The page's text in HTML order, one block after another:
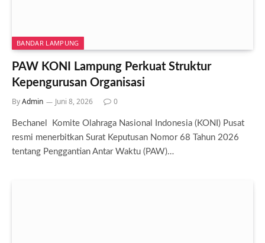
BANDAR LAMPUNG
PAW KONI Lampung Perkuat Struktur
Kepengurusan Organisasi
ByAdmin Juni 8, 2026 0
Bechanel Komite Olahraga Nasional Indonesia (KONI) Pusat
resmi menerbitkan Surat Keputusan Nomor 68 Tahun 2026
tentang Penggantian Antar Waktu (PAW)…